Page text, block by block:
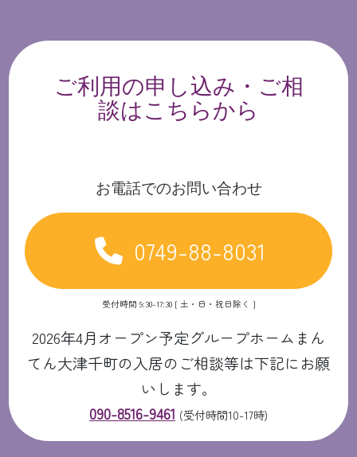
ご利用の申し込み・ご相
談はこちらから
お電話でのお問い合わせ
0749-88-8031
受付時間 9:30-17:30 [ 土・日・祝日除く ]
2026年4月オープン予定グループホームまん
てん大津千町の入居のご相談等は下記にお願
いします。
090-8516-9461 (受付時間10-17時)